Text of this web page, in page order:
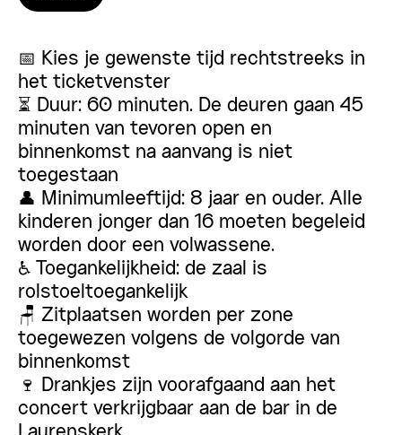
📅 Kies je gewenste tijd rechtstreeks in
het ticketvenster
⏳ Duur: 60 minuten. De deuren gaan 45
minuten van tevoren open en
binnenkomst na aanvang is niet
toegestaan
👤 Minimumleeftijd: 8 jaar en ouder. Alle
kinderen jonger dan 16 moeten begeleid
worden door een volwassene.
♿ Toegankelijkheid: de zaal is
rolstoeltoegankelijk
🪑 Zitplaatsen worden per zone
toegewezen volgens de volgorde van
binnenkomst
🍷 Drankjes zijn voorafgaand aan het
concert verkrijgbaar aan de bar in de